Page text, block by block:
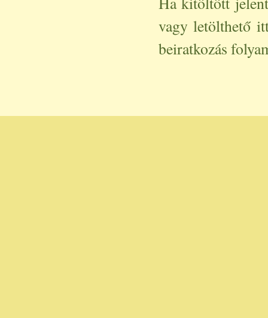
vagy letölthető
beiratkozás